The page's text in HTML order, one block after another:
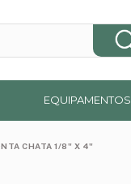
EQUIPAMENTOS
CHATA 1/8" X 4"